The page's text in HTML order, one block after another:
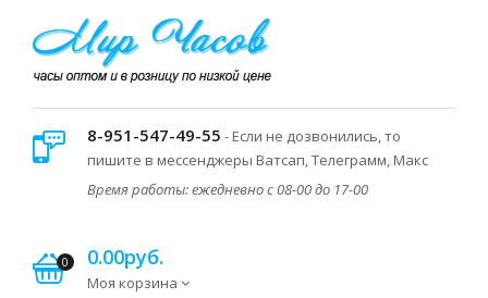
8-951-547-49-55 - Если не дозвонились, то
пишите в мессенджеры Ватсап, Телеграмм, Макс
Время работы: ежедневно с 08-00 до 17-00
0 0.00руб.
Моя корзина